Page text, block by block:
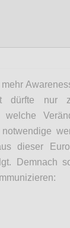
dürfte nur
welche
dieser
Demnach